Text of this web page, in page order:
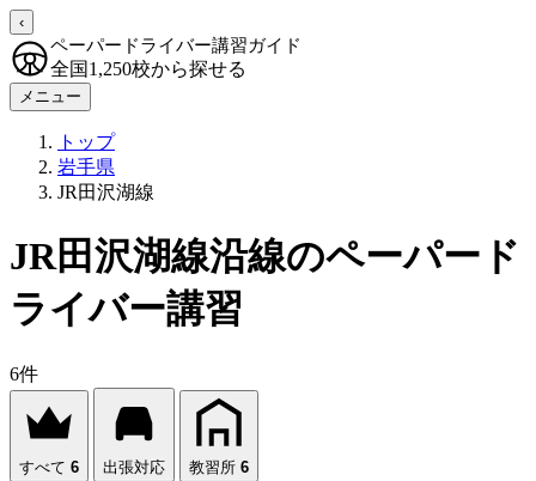
‹
ペーパードライバー講習ガイド
全国1,250校から探せる
メニュー
トップ
岩手県
JR田沢湖線
JR田沢湖線沿線のペーパード
ライバー講習
6件
すべて 6 出張対応 教習所 6